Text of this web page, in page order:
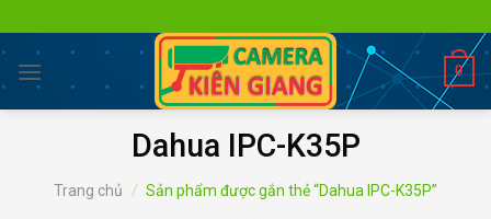
to
content
0
Dahua IPC-K35P
Trang chủ / Sản phẩm được gắn thẻ “Dahua IPC-K35P”